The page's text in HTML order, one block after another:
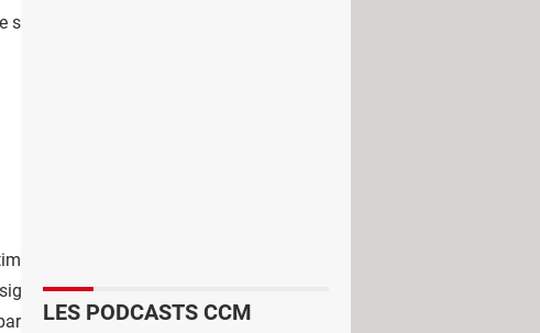
ce nouveau langage secret ?
143 signifie tout simplement "je
"je t'aime pour toujours" (
exemple. Toutefois, d'autres sources
LES PODCASTS CCM